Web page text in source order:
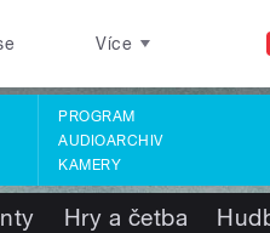
Více
PROGRAM
AUDIOARCHIV
KAMERY
Hry a četba